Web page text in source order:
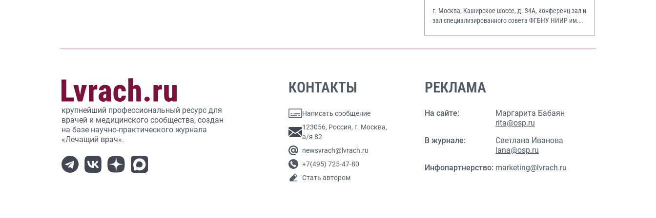
г. Москва, Каширское шоссе, д. 34А, конференц-зал и
зал специализированного совета ФГБНУ НИИР им.
крупнейший профессиональный ресурс для
врачей и медицинского сообщества, создан
на базе научно-практического журнала
«Лечащий врач».
КОНТАКТЫ
Написать сообщение
123056, Россия, г. Москва,
а/я 82
newsvrach@lvrach.ru
+7(495) 725-47-80
Стать автором
РЕКЛАМА
На сайте:
Маргарита Бабаян
rita@osp.ru
В журнале:
Светлана Иванова
lana@osp.ru
Инфопартнерство: marketing@lvrach.ru